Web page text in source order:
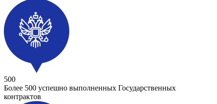
500
Более 500 успешно выполненных Государственных
контрактов